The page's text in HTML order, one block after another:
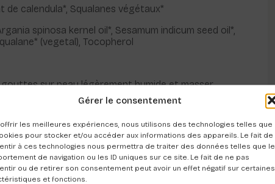
Gérer le consentement
offrir les meilleures expériences, nous utilisons des technologies telles que
pour stocker et/ou accéder aux informations des appareils. Le fait de
à ces technologies nous permettra de traiter des données telles que le
de navigation ou les ID uniques sur ce site. Le fait de ne pas
ou de retirer son consentement peut avoir un effet négatif sur certaines
et fonctions.
de calendula*, Squalanes végétaux*
spinosa kernel oil*, Sesamum indicum seed oil*,
(vegetal), Tocopherol
gouttes sur peau légèrement humide et masser
pénétrer le produit.